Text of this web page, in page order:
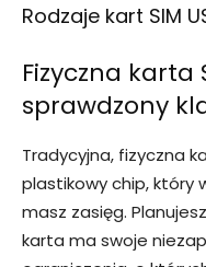
Rodzaje kart SIM
Fizyczna karta
sprawdzony
Tradycyjna, fizyczna
plastikowy chip, który
masz zasięg.
karta ma swoje